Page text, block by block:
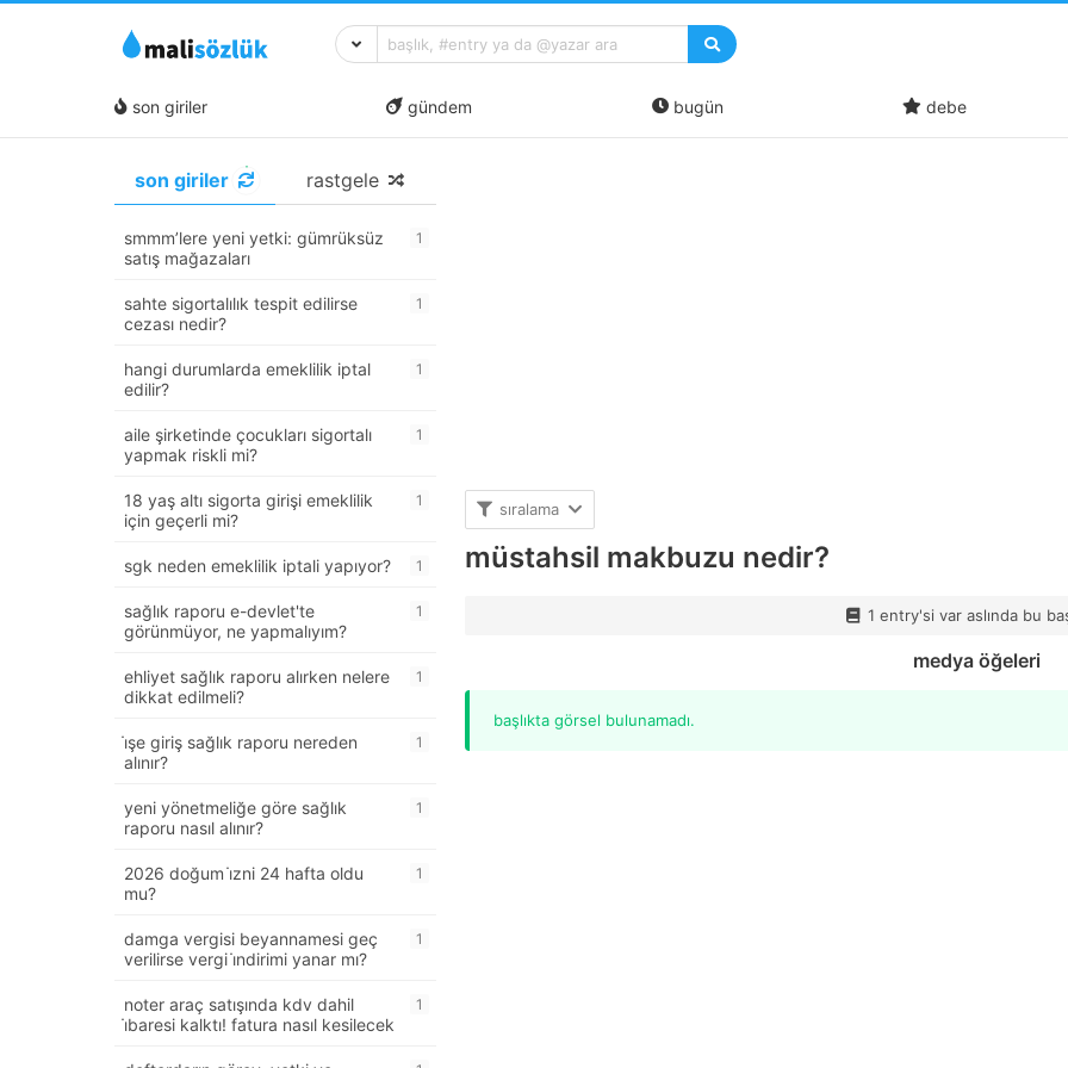
son giriler gündem bugün debe
son giriler rastgele
smmm’lere yeni yetki: gümrüksüz
satış mağazaları
1
sahte sigortalılık tespit edilirse
cezası nedir?
1
hangi durumlarda emeklilik iptal
edilir?
1
aile şirketinde çocukları sigortalı
yapmak riskli mi?
1
18 yaş altı sigorta girişi emeklilik
için geçerli mi?
1
sgk neden emeklilik iptali yapıyor? 1
sağlık raporu e-devlet'te
görünmüyor, ne yapmalıyım?
1
ehliyet sağlık raporu alırken nelere
dikkat edilmeli?
1
i̇şe giriş sağlık raporu nereden
alınır?
1
yeni yönetmeliğe göre sağlık
raporu nasıl alınır?
1
2026 doğum i̇zni 24 hafta oldu
mu?
1
damga vergisi beyannamesi geç
verilirse vergi i̇ndirimi yanar mı?
1
noter araç satışında kdv dahil
i̇baresi kalktı! fatura nasıl kesilecek
1
sıralama
müstahsil makbuzu nedir?
1 entry'si var aslında bu
medya öğeleri
başlıkta görsel bulunamadı.